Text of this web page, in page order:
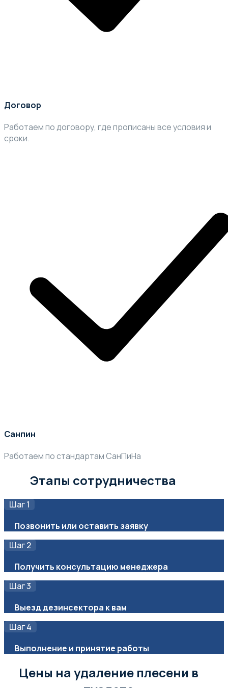
Договор
Работаем по договору, где прописаны все условия и
сроки.
Санпин
Работаем по стандартам СанПиНа
Этапы сотрудничества
Шаг 1
Позвонить или оставить заявку
Шаг 2
Получить консультацию менеджера
Шаг 3
Выезд дезинсектора к вам
Шаг 4
Выполнение и принятие работы
Цены на удаление плесени в